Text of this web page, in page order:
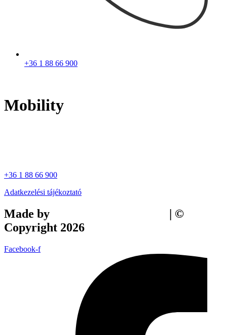
+36 1 88 66 900
Mobility
+36 1 88 66 900
Adatkezelési tájékoztató
Made by
| ©
Copyright 2026
Facebook-f